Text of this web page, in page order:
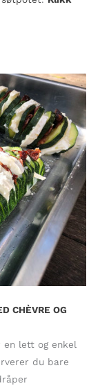
CHÈVRE OG
en lett og enkel
du bare